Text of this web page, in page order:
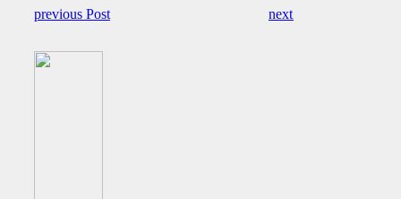
previous Post next Post